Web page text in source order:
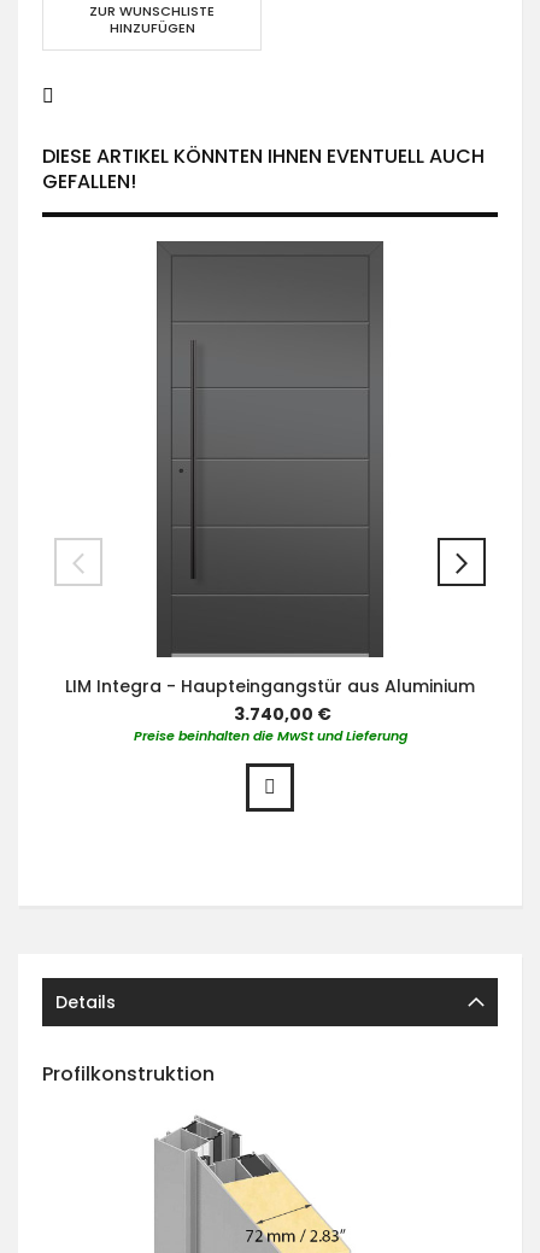
ZUR WUNSCHLISTE
HINZUFÜGEN
DIESE ARTIKEL KÖNNTEN IHNEN EVENTUELL AUCH
GEFALLEN!
LIM Integra - Haupteingangstür aus Aluminium
3.740,00 €
Preise beinhalten die MwSt und Lieferung
Details
Profilkonstruktion